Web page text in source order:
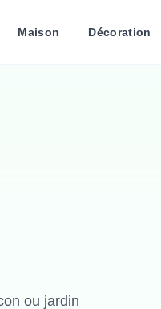
Maison Décoration
ou jardin